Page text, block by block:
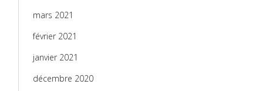
mars 2021
février 2021
janvier 2021
décembre 2020